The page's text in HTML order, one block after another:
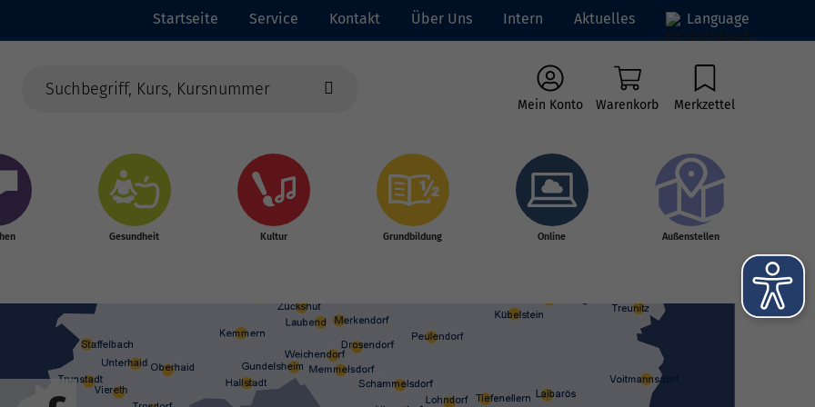
Startseite Service Kontakt Über Uns Intern Aktuelles Language
Mein Konto Warenkorb Merkzettel
Gesundheit Kultur Grundbildung Online Außenstellen